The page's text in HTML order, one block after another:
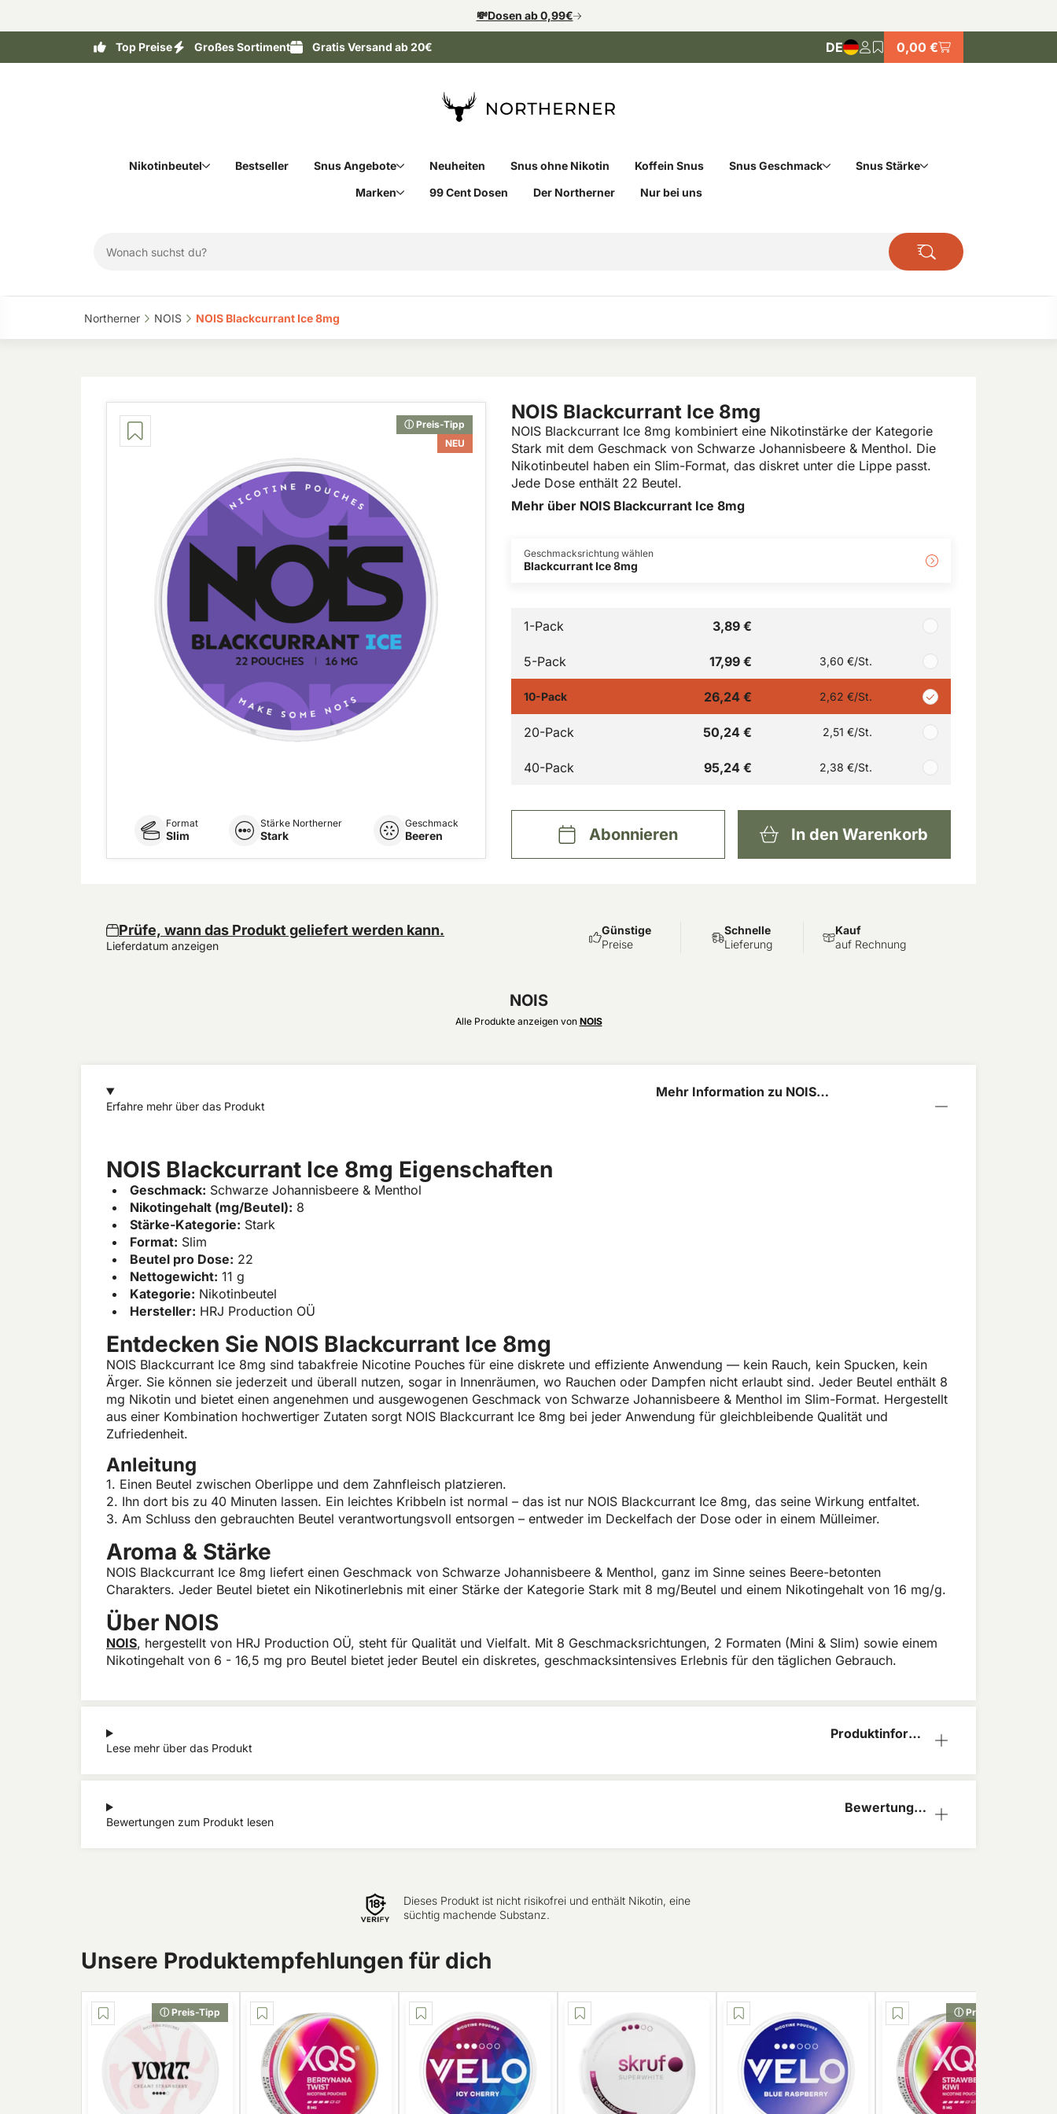
💸Dosen ab 0,99€
Top Preise Großes Sortiment Gratis Versand ab 20€ DE 0,00 €
Nikotinbeutel Bestseller Snus Angebote Neuheiten Snus ohne Nikotin Koffein Snus Snus Geschmack
Snus Stärke
Marken
99 Cent Dosen Der Northerner Nur bei uns
Northerner‎ NOIS‎ NOIS Blackcurrant Ice 8mg‎
ⓘ Preis-Tipp
NEU
NOIS Blackcurrant Ice 8mg
NOIS Blackcurrant Ice 8mg kombiniert eine Nikotinstärke der Kategorie
Stark mit dem Geschmack von Schwarze Johannisbeere & Menthol. Die
Nikotinbeutel haben ein Slim-Format, das diskret unter die Lippe passt.
Jede Dose enthält 22 Beutel.
Mehr über NOIS Blackcurrant Ice 8mg
Format
Slim
Stärke Northerner
Stark
Geschmack
Beeren
Geschmacksrichtung wählen
Blackcurrant Ice 8mg
1-Pack 3,89 €
5-Pack 17,99 € 3,60 €/St.
10-Pack 26,24 € 2,62 €/St.
20-Pack 50,24 € 2,51 €/St.
40-Pack 95,24 € 2,38 €/St.
Abonnieren In den Warenkorb
Prüfe, wann das Produkt geliefert werden kann.
Lieferdatum anzeigen
Mehr Information zu NOIS
Erfahre mehr über das Produkt
NOIS Blackcurrant Ice 8mg Eigenschaften
Geschmack: Schwarze Johannisbeere & Menthol
Nikotingehalt (mg/Beutel): 8
Stärke-Kategorie: Stark
Format: Slim
Beutel pro Dose: 22
Nettogewicht: 11 g
Kategorie: Nikotinbeutel
Hersteller: HRJ Production OÜ
Entdecken Sie NOIS Blackcurrant Ice 8mg
NOIS Blackcurrant Ice 8mg sind tabakfreie Nicotine Pouches für eine diskrete und effiziente Anwendung — kein Rauch, kein Spucken, kein
Ärger. Sie können sie jederzeit und überall nutzen, sogar in Innenräumen, wo Rauchen oder Dampfen nicht erlaubt sind. Jeder Beutel enthält 8
mg Nikotin und bietet einen angenehmen und ausgewogenen Geschmack von Schwarze Johannisbeere & Menthol im Slim-Format. Hergestellt
aus einer Kombination hochwertiger Zutaten sorgt NOIS Blackcurrant Ice 8mg bei jeder Anwendung für gleichbleibende Qualität und
Zufriedenheit.
Anleitung
1. Einen Beutel zwischen Oberlippe und dem Zahnfleisch platzieren.
2. Ihn dort bis zu 40 Minuten lassen. Ein leichtes Kribbeln ist normal – das ist nur NOIS Blackcurrant Ice 8mg, das seine Wirkung entfaltet.
3. Am Schluss den gebrauchten Beutel verantwortungsvoll entsorgen – entweder im Deckelfach der Dose oder in einem Mülleimer.
Aroma & Stärke
NOIS Blackcurrant Ice 8mg liefert einen Geschmack von Schwarze Johannisbeere & Menthol, ganz im Sinne seines Beere-betonten
Charakters. Jeder Beutel bietet ein Nikotinerlebnis mit einer Stärke der Kategorie Stark mit 8 mg/Beutel und einem Nikotingehalt von 16 mg/g.
Über NOIS
NOIS, hergestellt von HRJ Production OÜ, steht für Qualität und Vielfalt. Mit 8 Geschmacksrichtungen, 2 Formaten (Mini & Slim) sowie einem
Nikotingehalt von 6 - 16,5 mg pro Beutel bietet jeder Beutel ein diskretes, geschmacksintensives Erlebnis für den täglichen Gebrauch.
Produktinform
Lese mehr über das Produkt
Bewertungen
Bewertungen zum Produkt lesen
NOIS
Alle Produkte anzeigen von NOIS
Günstige
Preise
Schnelle
Lieferung
Kauf
auf Rechnung
Dieses Produkt ist nicht risikofrei und enthält Nikotin, eine
süchtig machende Substanz.
Unsere Produktempfehlungen für dich
ⓘ Preis-Tipp ⓘ Preis-Tipp